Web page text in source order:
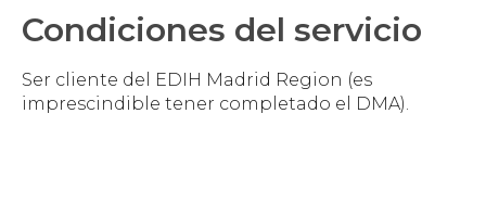
Condiciones del servicio
Ser cliente del EDIH Madrid Region (es
imprescindible tener completado el DMA).